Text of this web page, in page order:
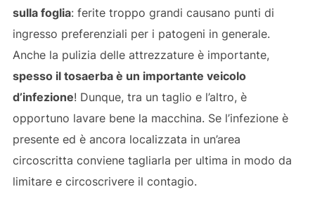
sulla foglia: ferite troppo grandi causano punti di
ingresso preferenziali per i patogeni in generale.
Anche la pulizia delle attrezzature è importante,
spesso il tosaerba è un importante veicolo
d’infezione! Dunque, tra un taglio e l’altro, è
opportuno lavare bene la macchina. Se l’infezione è
presente ed è ancora localizzata in un’area
circoscritta conviene tagliarla per ultima in modo da
limitare e circoscrivere il contagio.